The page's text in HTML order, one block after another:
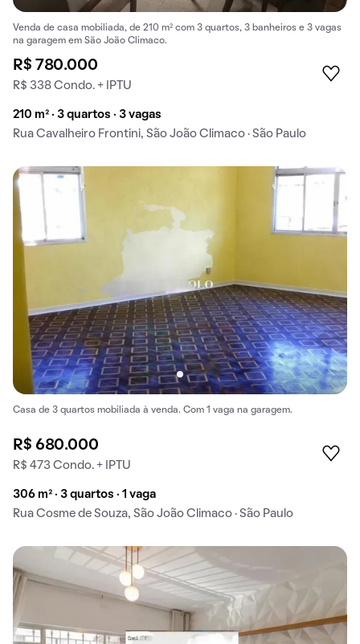
Venda de casa mobiliada, de 210 m² com 3 quartos, 3 banheiros e 3 vagas
na garagem em São João Climaco.
R$ 780.000
R$ 338 Condo. + IPTU
210 m² · 3 quartos · 3 vagas
Rua Cavalheiro Frontini, São João Climaco · São Paulo
Casa de 3 quartos mobiliada à venda. Com 1 vaga na garagem.
R$ 680.000
R$ 473 Condo. + IPTU
306 m² · 3 quartos · 1 vaga
Rua Cosme de Souza, São João Climaco · São Paulo